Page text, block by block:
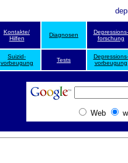
Kontakte/
Hilfen
Diagnosen
Depressions-
forschung
Suizid-
vorbeugung
Tests
Depressions-
vorbeugung
Web